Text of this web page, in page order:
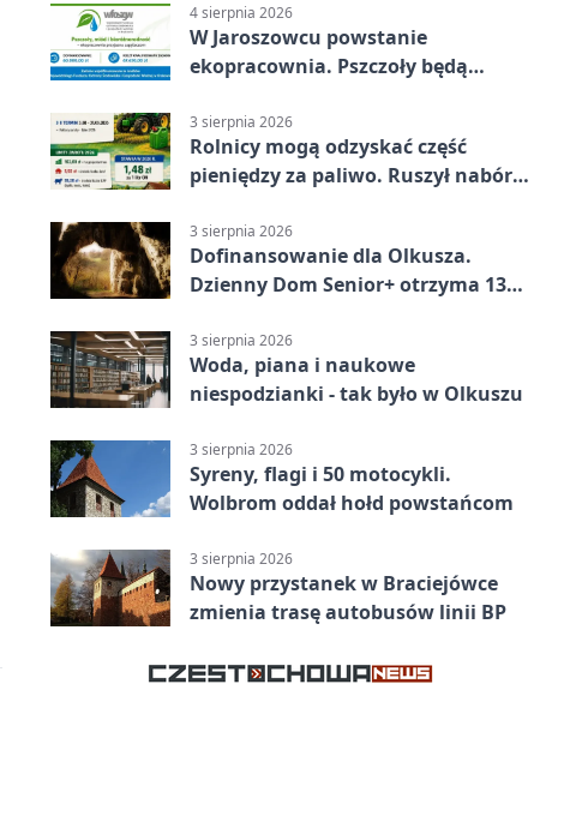
4 sierpnia 2026
W Jaroszowcu powstanie
ekopracownia. Pszczoły będą
3 sierpnia 2026
Rolnicy mogą odzyskać część
pieniędzy za paliwo. Ruszył nabór
3 sierpnia 2026
Dofinansowanie dla Olkusza.
Dzienny Dom Senior+ otrzyma 134
3 sierpnia 2026
Woda, piana i naukowe
niespodzianki - tak było w Olkuszu
3 sierpnia 2026
Syreny, flagi i 50 motocykli.
Wolbrom oddał hołd powstańcom
3 sierpnia 2026
Nowy przystanek w Braciejówce
zmienia trasę autobusów linii BP